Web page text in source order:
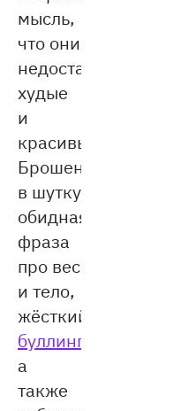
мысль,
что они
недостаточно
худые
и
красивые.
Брошенная
в шутку
обидная
фраза
про вес
и тело,
жёсткий
буллинг
а
также